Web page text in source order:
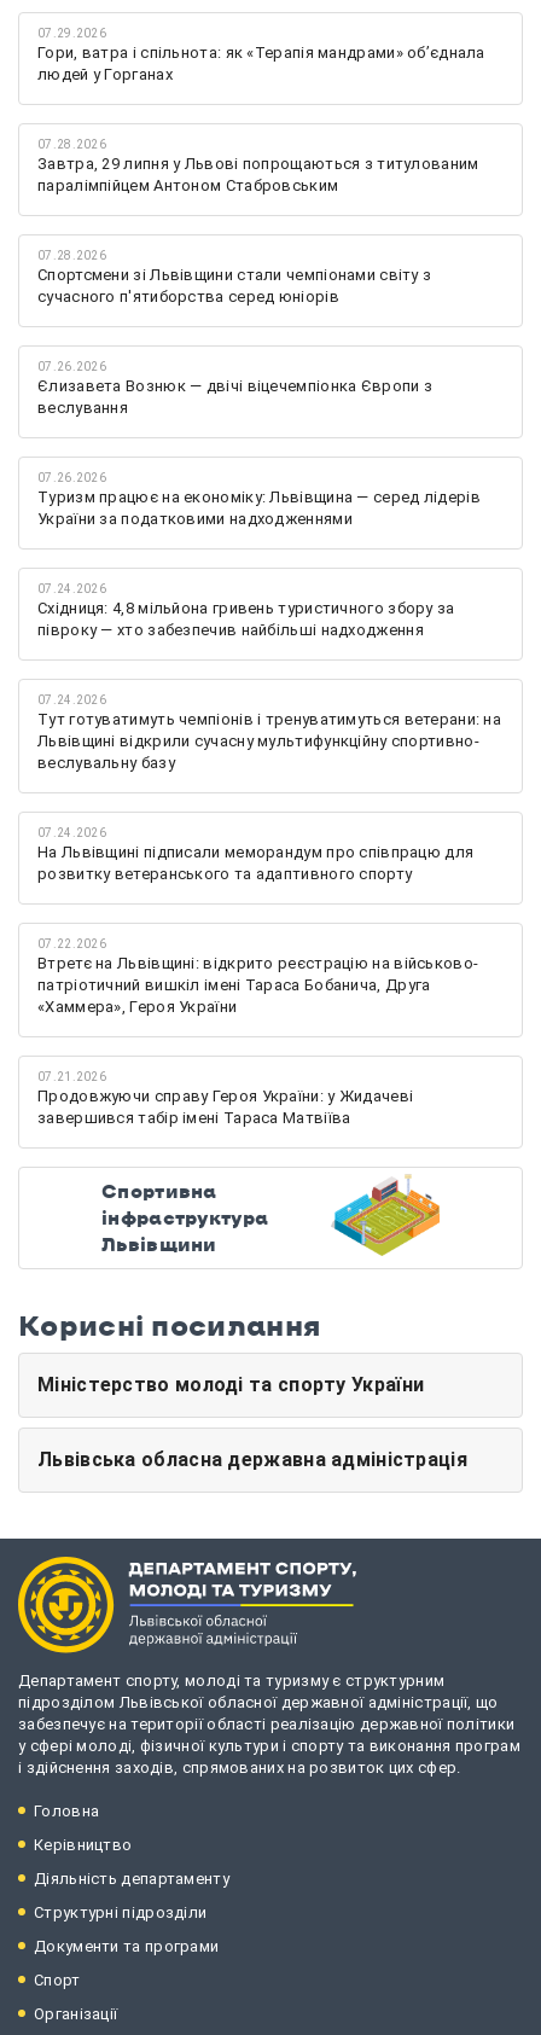
07.29.2026
Гори, ватра і спільнота: як «Терапія мандрами» об’єднала
людей у Горганах
07.28.2026
Завтра, 29 липня у Львові попрощаються з титулованим
паралімпійцем Антоном Стабровським
07.28.2026
Спортсмени зі Львівщини стали чемпіонами світу з
сучасного п'ятиборства серед юніорів
07.26.2026
Єлизавета Вознюк — двічі віцечемпіонка Європи з
веслування
07.26.2026
Туризм працює на економіку: Львівщина — серед лідерів
України за податковими надходженнями
07.24.2026
Східниця: 4,8 мільйона гривень туристичного збору за
півроку — хто забезпечив найбільші надходження
07.24.2026
Тут готуватимуть чемпіонів і тренуватимуться ветерани: на
Львівщині відкрили сучасну мультифункційну спортивно-
веслувальну базу
07.24.2026
На Львівщині підписали меморандум про співпрацю для
розвитку ветеранського та адаптивного спорту
07.22.2026
Втретє на Львівщині: відкрито реєстрацію на військово-
патріотичний вишкіл імені Тараса Бобанича, Друга
«Хаммера», Героя України
07.21.2026
Продовжуючи справу Героя України: у Жидачеві
завершився табір імені Тараса Матвіїва
Спортивна
інфраструктура
Львівщини
Корисні посилання
Міністерство молоді та спорту України
Львівська обласна державна адміністрація
Департамент спорту, молоді та туризму є структурним
підрозділом Львівської обласної державної адміністрації, що
забезпечує на території області реалізацію державної політики
у сфері молоді, фізичної культури і спорту та виконання програм
і здійснення заходів, спрямованих на розвиток цих сфер.
Головна
Керівництво
Діяльність департаменту
Структурні підрозділи
Документи та програми
Спорт
Організації